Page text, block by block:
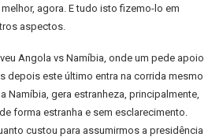
agora. E tudo isto fizemo-lo em
aspectos.
Angola vs Namíbia, onde um pede apoio
depois este último entra na corrida mesmo
Namíbia, gera estranheza, principalmente,
forma estranha e sem esclarecimento.
custou para assumirmos a presidência